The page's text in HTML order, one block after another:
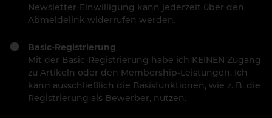
Newsletter-Einwilligung kann jederzeit über den
Abmeldelink widerrufen werden.
Basic-Registrierung
Mit der Basic-Registrierung habe ich KEINEN Zugang
zu Artikeln oder den Membership-Leistungen. Ich
kann ausschließlich die Basisfunktionen, wie z. B. die
Registrierung als Bewerber, nutzen.